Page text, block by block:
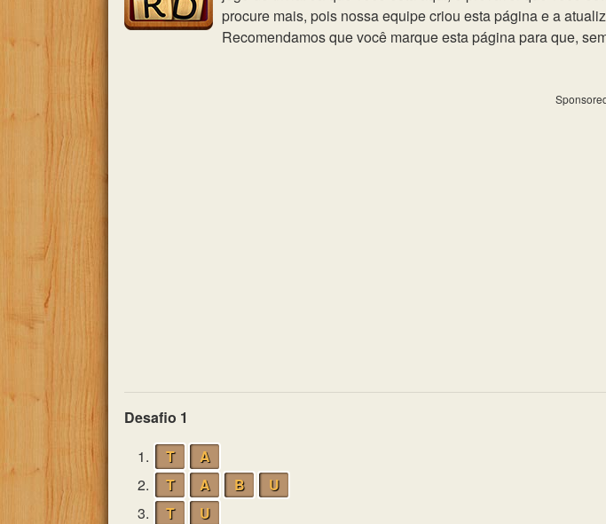
procure mais, pois nossa equipe criou esta página e a
Recomendamos que você marque esta página para que,
Desafio 1
1.
T
A
2.
T A B
U
3.
T
U